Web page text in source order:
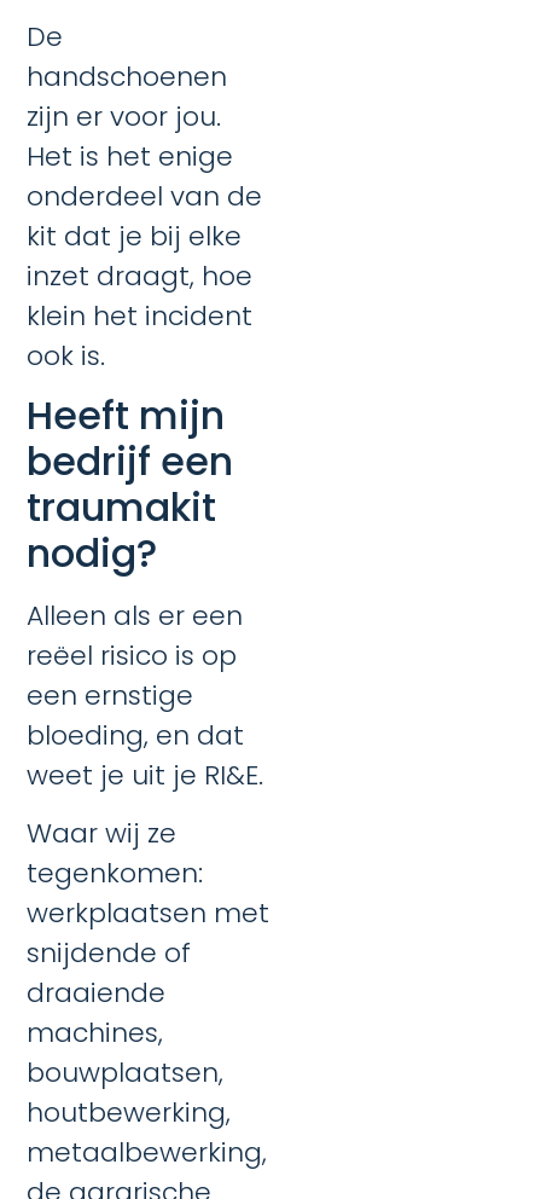
De
handschoenen
zijn er voor jou.
Het is het enige
onderdeel van de
kit dat je bij elke
inzet draagt, hoe
klein het incident
ook is.
Heeft mijn
bedrijf een
traumakit
nodig?
Alleen als er een
reëel risico is op
een ernstige
bloeding, en dat
weet je uit je RI&E.
Waar wij ze
tegenkomen:
werkplaatsen met
snijdende of
draaiende
machines,
bouwplaatsen,
houtbewerking,
metaalbewerking,